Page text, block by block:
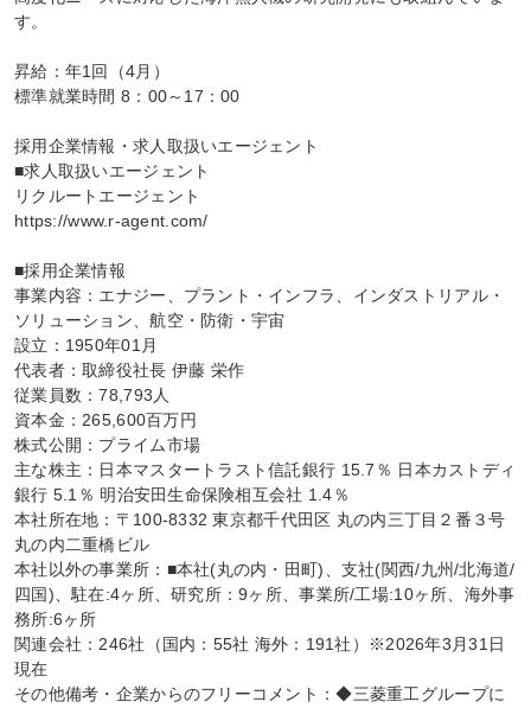
す。
昇給：年1回（4月）
標準就業時間 8：00～17：00
採用企業情報・求人取扱いエージェント
■求人取扱いエージェント
リクルートエージェント
https://www.r-agent.com/
■採用企業情報
事業内容：エナジー、プラント・インフラ、インダストリアル・
ソリューション、航空・防衛・宇宙
設立：1950年01月
代表者：取締役社長 伊藤 栄作
従業員数：78,793人
資本金：265,600百万円
株式公開：プライム市場
主な株主：日本マスタートラスト信託銀行 15.7％ 日本カストディ
銀行 5.1％ 明治安田生命保険相互会社 1.4％
本社所在地：〒100-8332 東京都千代田区 丸の内三丁目２番３号
丸の内二重橋ビル
本社以外の事業所：■本社(丸の内・田町)、支社(関西/九州/北海道/
四国)、駐在:4ヶ所、研究所：9ヶ所、事業所/工場:10ヶ所、海外事
務所:6ヶ所
関連会社：246社（国内：55社 海外：191社）※2026年3月31日
現在
その他備考・企業からのフリーコメント：◆三菱重工グループに